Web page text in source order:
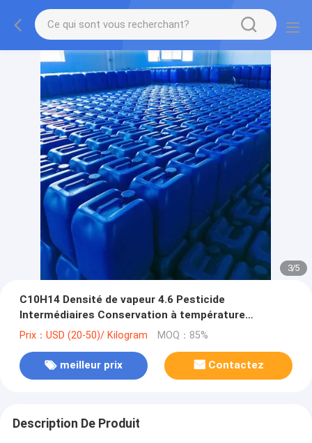
3/5
C10H14 Densité de vapeur 4.6 Pesticide
Intermédiaires Conservation à température
ambiante
Prix：USD (20-50)/ Kilogram MOQ：85%
meilleur prix Contactez
Description De Produit